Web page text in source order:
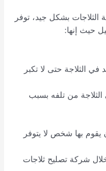
الثلاجات بشكل جيد، توفر
حيث إنها:
في الثلاجة حتى لا تكبر
من تلفه بسبب
يقوم بها شخص لا يتوفر
شركة تصليح ثلاجات